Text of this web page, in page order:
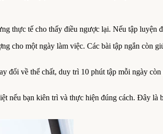
thực tế cho thấy điều ngược lại. Nếu tập luyện
cho một ngày làm việc. Các bài tập ngắn còn
đổi về thể chất, duy trì 10 phút tập mỗi ngày
nếu bạn kiên trì và thực hiện đúng cách. Đây